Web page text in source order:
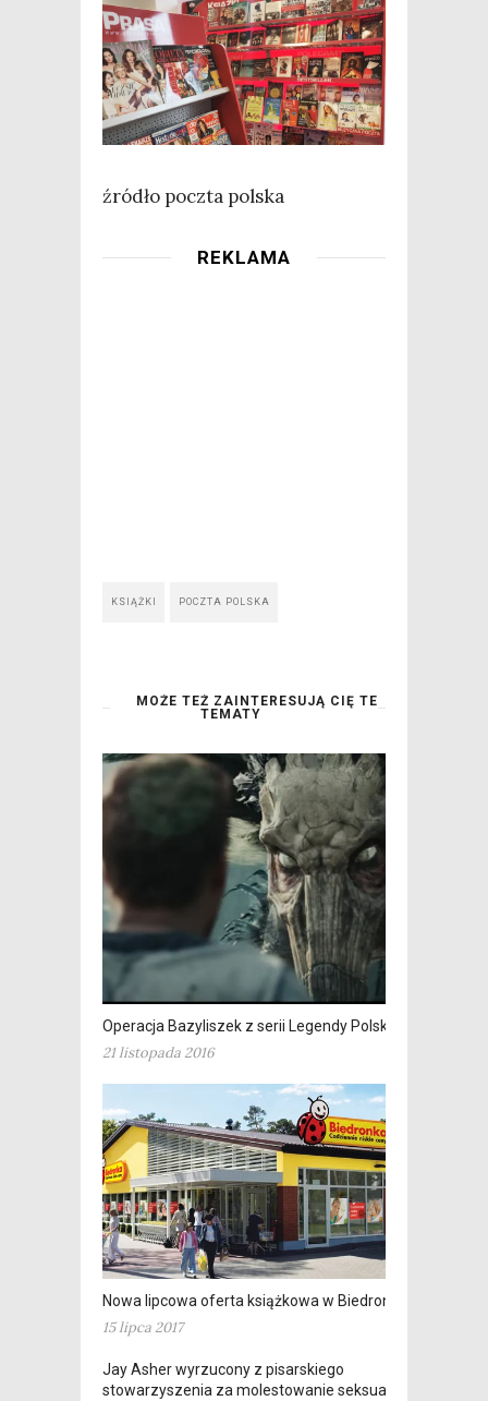
źró­dło pocz­ta polska
REKLAMA
KSIĄŻKI POCZTA POLSKA
MOŻE TEŻ ZAINTERESUJĄ CIĘ TE
TEMATY
Operacja Bazyliszek z serii Legendy Polskie
21 listopada 2016
Nowa lipcowa oferta książkowa w Biedronkach
15 lipca 2017
Jay Asher wyrzucony z pisarskiego
stowarzyszenia za molestowanie seksualne